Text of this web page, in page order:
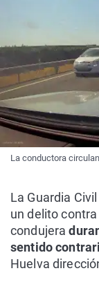
La conductora
La Guardia
un delito
condujera
sentido
Huelva